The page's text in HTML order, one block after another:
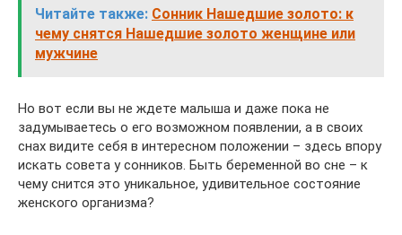
Читайте также: Сонник Нашедшие золото: к
чему снятся Нашедшие золото женщине или
мужчине
Но вот если вы не ждете малыша и даже пока не
задумываетесь о его возможном появлении, а в своих
снах видите себя в интересном положении – здесь впору
искать совета у сонников. Быть беременной во сне – к
чему снится это уникальное, удивительное состояние
женского организма?